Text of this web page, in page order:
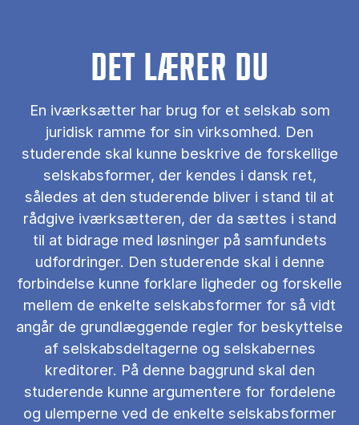
DET LÆRER DU
En iværksætter har brug for et selskab som
juridisk ramme for sin virksomhed. Den
studerende skal kunne beskrive de forskellige
selskabsformer, der kendes i dansk ret,
således at den studerende bliver i stand til at
rådgive iværksætteren, der da sættes i stand
til at bidrage med løsninger på samfundets
udfordringer. Den studerende skal i denne
forbindelse kunne forklare ligheder og forskelle
mellem de enkelte selskabsformer for så vidt
angår de grundlæggende regler for beskyttelse
af selskabsdeltagerne og selskabernes
kreditorer. På denne baggrund skal den
studerende kunne argumentere for fordelene
og ulemperne ved de enkelte selskabsformer